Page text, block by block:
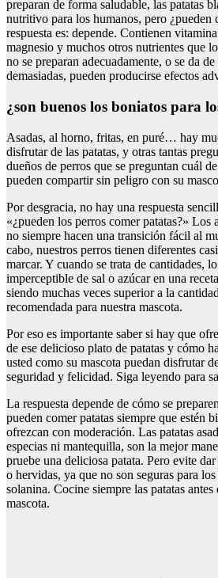
preparan de forma saludable, las patatas
nutritivo para los humanos, pero ¿pueden
respuesta es: depende. Contienen
magnesio y muchos otros nutrientes que
no se preparan adecuadamente, o se da
demasiadas, pueden producirse efectos
¿son buenos los boniatos para
Asadas, al horno, fritas, en puré… hay
disfrutar de las patatas, y otras tantas
dueños de perros que se preguntan cuál
pueden compartir sin peligro con su
Por desgracia, no hay una respuesta
«¿pueden los perros comer patatas?» Los
no siempre hacen una transición fácil al
cabo, nuestros perros tienen diferentes
marcar. Y cuando se trata de cantidades,
imperceptible de sal o azúcar en una
siendo muchas veces superior a la
recomendada para nuestra mascota.
Por eso es importante saber si hay que
de ese delicioso plato de patatas y cómo
usted como su mascota puedan disfrutar
seguridad y felicidad. Siga leyendo para
La respuesta depende de cómo se
pueden comer patatas siempre que estén
ofrezcan con moderación. Las patatas
especias ni mantequilla, son la mejor
pruebe una deliciosa patata. Pero evite
o hervidas, ya que no son seguras para
solanina. Cocine siempre las patatas antes
mascota.